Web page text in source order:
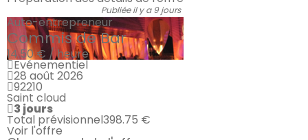
Publiée il y a 9 jours
Auto-entrepreneur
Commis de Bar
14.50 € / heure
Evénementiel
28 août 2026
92210
Saint cloud
3 jours
Total prévisionnel398.75 €
Voir l'offre